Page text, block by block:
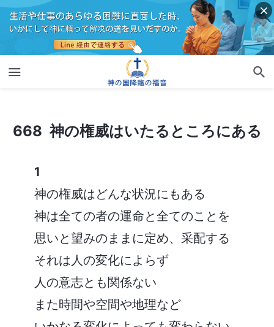
668 神の権威はいたるところにある
668 神の権威はいたるところにある
1
神の権威はどんな状況にもある
神は全ての者の運命と全てのことを
思いと望みのままに定め、采配する
それは人の変化によらず
人の意志とも関係ない
また時間や空間や地理など